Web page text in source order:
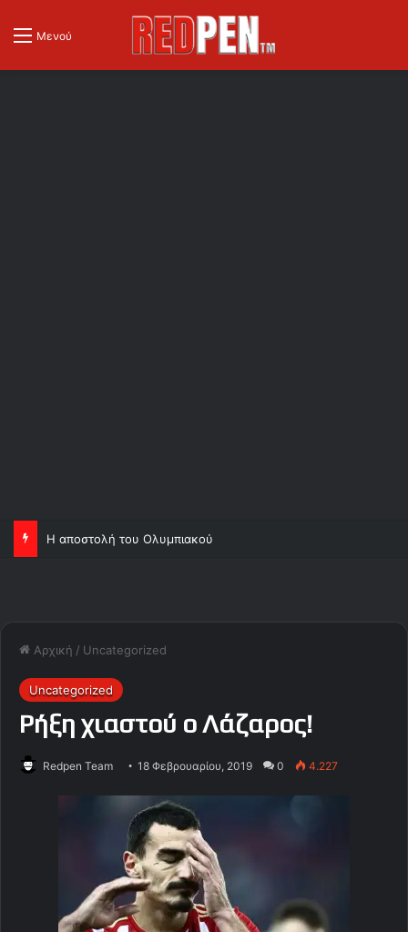
Μενού
Η αποστολή του Ολυμπιακού
Αρχική / Uncategorized
Uncategorized
Ρήξη χιαστού ο Λάζαρος!
Redpen Team 18 Φεβρουαρίου, 2019 0 4.227